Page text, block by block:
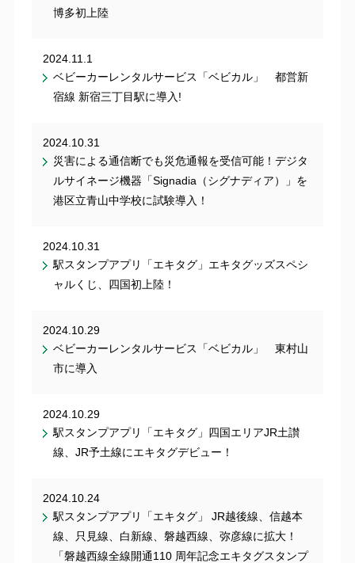
博多初上陸
2024.11.1
ベビーカーレンタルサービス「ベビカル」 都営新
宿線 新宿三丁目駅に導入!
2024.10.31
災害による通信断でも災危通報を受信可能！デジタ
ルサイネージ機器「Signadia（シグナディア）」を
港区立青山中学校に試験導入！
2024.10.31
駅スタンプアプリ「エキタグ」エキタグッズスペシ
ャルくじ、四国初上陸！
2024.10.29
ベビーカーレンタルサービス「ベビカル」 東村山
市に導入
2024.10.29
駅スタンプアプリ「エキタグ」四国エリアJR土讃
線、JR予土線にエキタグデビュー！
2024.10.24
駅スタンプアプリ「エキタグ」 JR越後線、信越本
線、只見線、白新線、磐越西線、弥彦線に拡大！
「磐越西線全線開通110 周年記念エキタグスタンプ